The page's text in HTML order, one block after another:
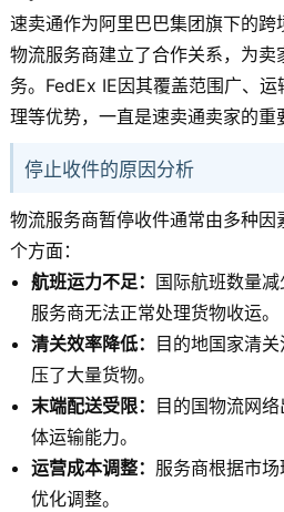
速卖通作为阿里巴巴集团旗下的
物流服务商建立了合作关系，为卖
务。FedEx IE因其覆盖范围广、
理等优势，一直是速卖通卖家的重
停止收件的原因分析
物流服务商暂停收件通常由多种
个方面：
航班运力不足： 国际航班数量
服务商无法正常处理货物收运。
清关效率降低：
目的地国家清
压了大量货物。
末端配送受限：
目的国物流网
体运输能力。
运营成本调整： 服务商根据市
优化调整。